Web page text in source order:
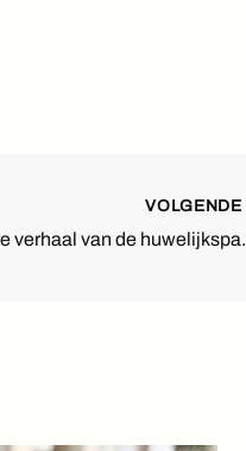
VOLGENDE
Het